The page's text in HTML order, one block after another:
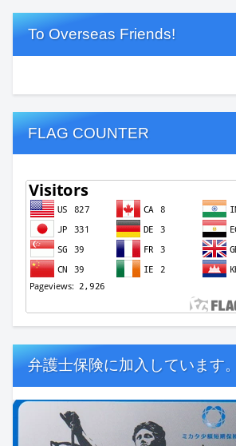
To Overseas Friends!
FLAG COUNTER
弁護士保険に加入しています。